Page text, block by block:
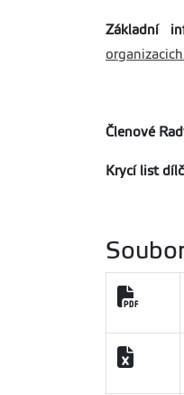
Základní
Členové
Krycí list